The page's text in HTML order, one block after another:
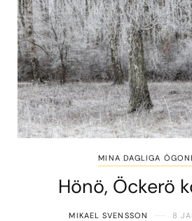
MINA DAGLIGA
Hönö, Öckerö
MIKAEL SVENSSON 8